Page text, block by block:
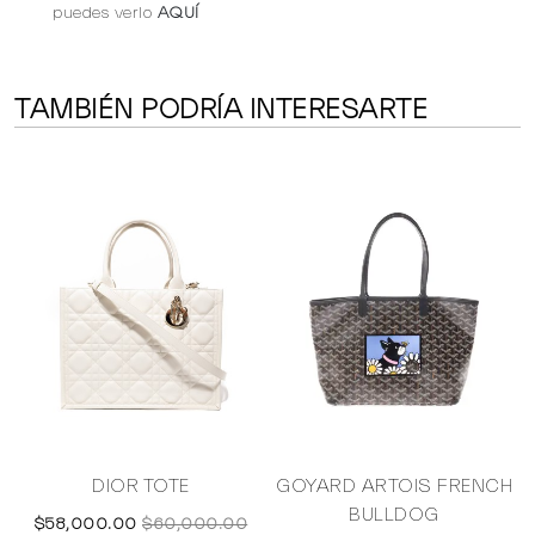
puedes verlo AQUÍ
TAMBIÉN PODRÍA INTERESARTE
DIOR TOTE
$58,000.00 $60,000.00
GOYARD ARTOIS FRENCH
BULLDOG